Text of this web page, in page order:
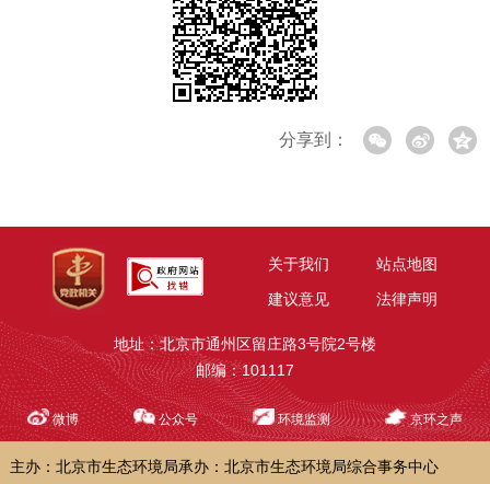
分享到：
关于我们
站点地图
建议意见
法律声明
地址：北京市通州区留庄路3号院2号楼
邮编：101117
微博 公众号 环境监测 京环之声
主办：北京市生态环境局承办：北京市生态环境局综合事务中心